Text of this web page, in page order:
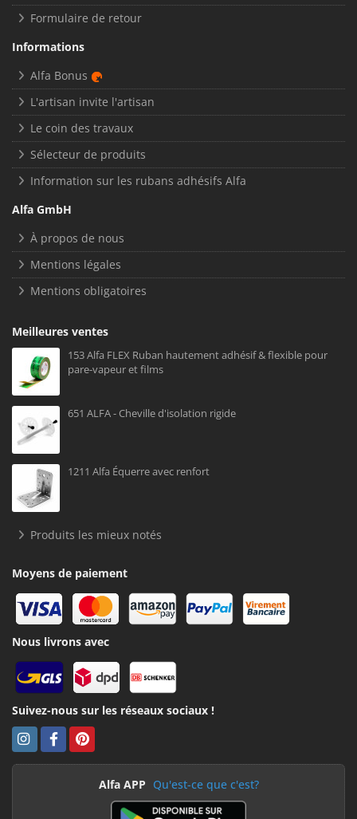
Formulaire de retour
Informations
Alfa Bonus
L'artisan invite l'artisan
Le coin des travaux
Sélecteur de produits
Information sur les rubans adhésifs Alfa
Alfa GmbH
À propos de nous
Mentions légales
Mentions obligatoires
Meilleures ventes
153 Alfa FLEX Ruban hautement adhésif & flexible pour
pare-vapeur et films
651 ALFA - Cheville d'isolation rigide
1211 Alfa Équerre avec renfort
Produits les mieux notés
Moyens de paiement
Nous livrons avec
Suivez-nous sur les réseaux sociaux !
Alfa APP Qu'est-ce que c'est?